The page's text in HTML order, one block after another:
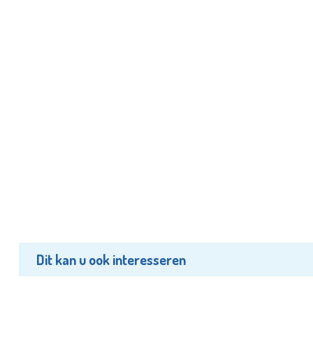
Dit kan u ook interesseren